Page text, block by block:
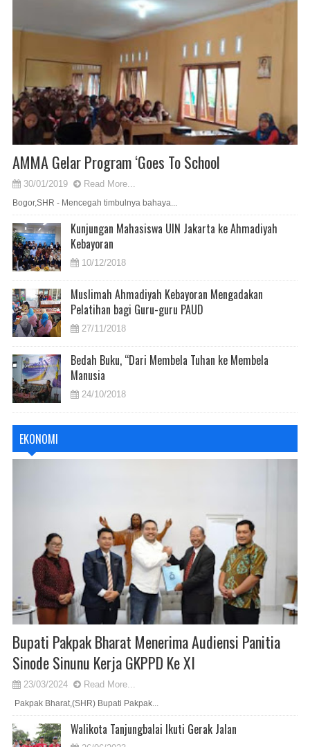
AMMA Gelar Program ‘Goes To School
30/01/2019 Read More...
Bogor,SHR - Mencegah timbulnya bahaya...
Kunjungan Mahasiswa UIN Jakarta ke Ahmadiyah
Kebayoran
10/12/2018
Muslimah Ahmadiyah Kebayoran Mengadakan
Pelatihan bagi Guru-guru PAUD
27/11/2018
Bedah Buku, “Dari Membela Tuhan ke Membela
Manusia
24/10/2018
EKONOMI
Bupati Pakpak Bharat Menerima Audiensi Panitia
Sinode Sinunu Kerja GKPPD Ke XI
23/03/2024 Read More...
Pakpak Bharat,(SHR) Bupati Pakpak...
Walikota Tanjungbalai Ikuti Gerak Jalan